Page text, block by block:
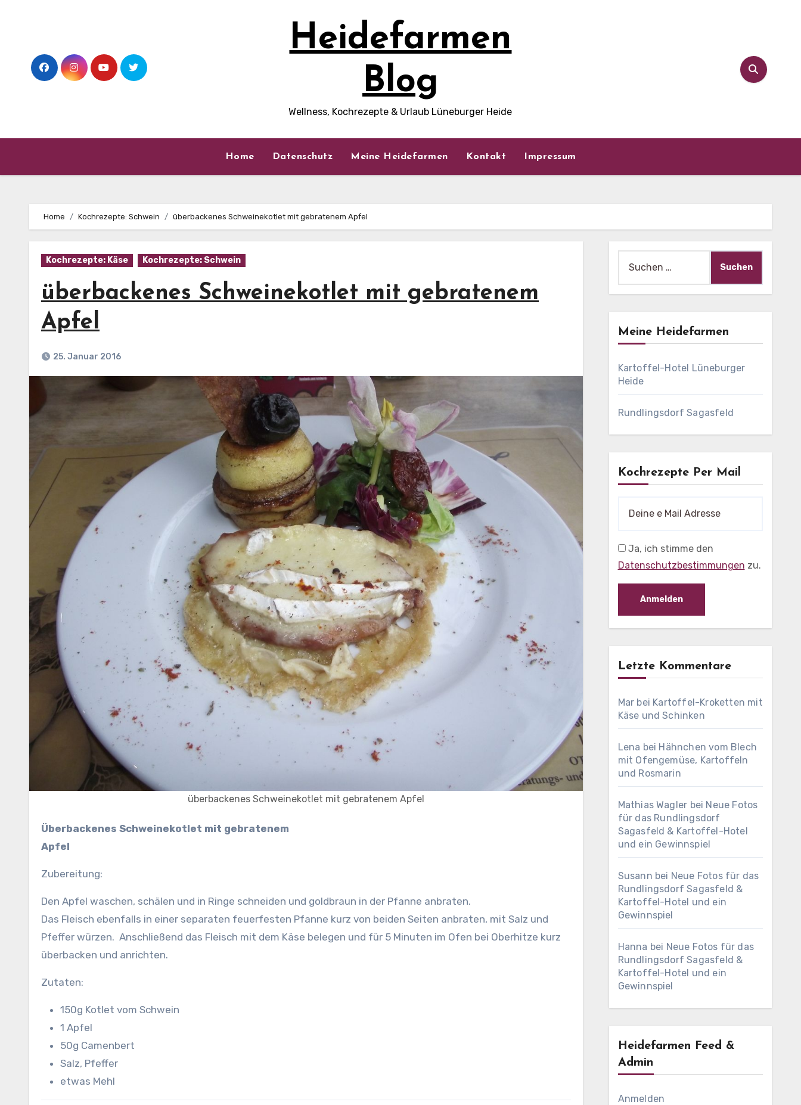
Heidefarmen
Blog
Wellness, Kochrezepte & Urlaub Lüneburger Heide
Home Datenschutz Meine Heidefarmen Kontakt Impressum
Home Kochrezepte: Schwein überbackenes Schweinekotlet mit gebratenem Apfel
Kochrezepte: Käse Kochrezepte: Schwein
überbackenes Schweinekotlet mit gebratenem
Apfel
25. Januar 2016
überbackenes Schweinekotlet mit gebratenem Apfel
Überbackenes Schweinekotlet mit gebratenem
Apfel
Zubereitung:
Den Apfel waschen, schälen und in Ringe schneiden und goldbraun in der Pfanne anbraten.
Das Fleisch ebenfalls in einer separaten feuerfesten Pfanne kurz von beiden Seiten anbraten, mit Salz und
Pfeffer würzen. Anschließend das Fleisch mit dem Käse belegen und für 5 Minuten im Ofen bei Oberhitze kurz
überbacken und anrichten.
Zutaten:
150g Kotlet vom Schwein
1 Apfel
50g Camenbert
Salz, Pfeffer
etwas Mehl
nach:
Meine Heidefarmen
Kartoffel-Hotel Lüneburger
Heide
Rundlingsdorf Sagasfeld
Kochrezepte Per Mail
Ja, ich stimme den
Datenschutzbestimmungen zu.
Letzte Kommentare
Mar bei Kartoffel-Kroketten mit
Käse und Schinken
Lena bei Hähnchen vom Blech
mit Ofengemüse, Kartoffeln
und Rosmarin
Mathias Wagler bei Neue Fotos
für das Rundlingsdorf
Sagasfeld & Kartoffel-Hotel
und ein Gewinnspiel
Susann bei Neue Fotos für das
Rundlingsdorf Sagasfeld &
Kartoffel-Hotel und ein
Gewinnspiel
Hanna bei Neue Fotos für das
Rundlingsdorf Sagasfeld &
Kartoffel-Hotel und ein
Gewinnspiel
Heidefarmen Feed &
Admin
Anmelden